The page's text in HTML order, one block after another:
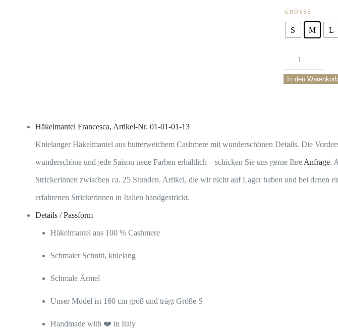
GRÖSSE
S M L
Häkelmantel
Francesca100
Cashmere
Menge
In den Warenkorb
Häkelmantel Francesca, Artikel-Nr. 01-01-01-13
Knielanger Häkelmantel aus butterweichem Cashmere mit wunderschönen Details. Die
wunderschöne und jede Saison neue Farben erhältlich – schicken Sie uns gerne IhreAnfrage.
Strickerinnen zwischen ca. 25 Stunden. Artikel, die wir nicht auf Lager haben und bei denen
erfahrenen Strickerinnen in Italien handgestrickt.
Details / Passform
Häkelmantel aus 100 % Cashmere
Schmaler Schnitt, knielang
Schmale Ärmel
Unser Model ist 160 cm groß und trägt Größe S
Handmade with ❤️ in Italy